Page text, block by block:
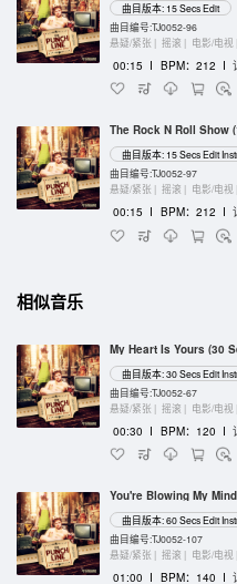
曲目版本: 15 Secs Edit
曲目编号:TJ0052-96
悬疑/紧张 | 摇滚 | 电影/电视 |
00:15 I BPM：212 I
The Rock N Roll Show
曲目版本: 15 Secs Edit
曲目编号:TJ0052-97
悬疑/紧张 | 摇滚 | 电影/电视 |
00:15 I BPM：212 I
相似音乐
My Heart Is Yours (30
曲目版本: 30 Secs Edit
曲目编号:TJ0052-67
悬疑/紧张 | 摇滚 | 电影/电视 |
00:30 I BPM：120 I
You're Blowing My
曲目版本: 60 Secs Edit
曲目编号:TJ0052-107
悬疑/紧张 | 摇滚 | 电影/电视 |
01:00 I BPM：140 I